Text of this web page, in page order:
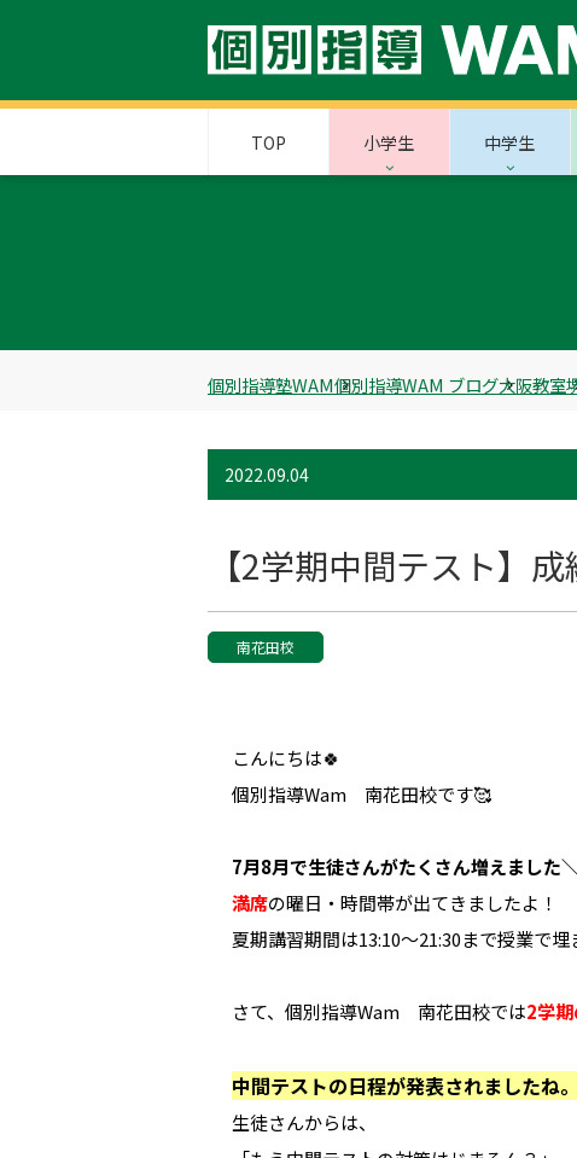
TOP 小学生 中学生
個別指導塾WAM個別指導WAM ブログ大阪教室
2022.09.04
【2学期中間テスト】
南花田校
こんにちは🍀
個別指導Wam 南花田校です🥰
7月8月で生徒さんがたくさん増えました
満席の曜日・時間帯が出てきましたよ！
夏期講習期間は13:10～21:30まで授業で
さて、個別指導Wam 南花田校では2学
中間テストの日程が発表されましたね。
生徒さんからは、